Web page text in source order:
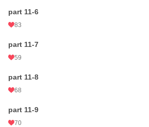
part 11-6
83
part 11-7
59
part 11-8
68
part 11-9
70